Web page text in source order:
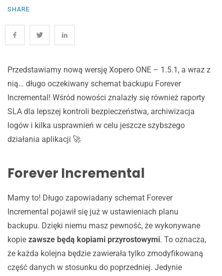
SHARE
Przedstawiamy nową wersję Xopero ONE – 1.5.1, a wraz z
nią… długo oczekiwany schemat backupu Forever
Incremental! Wśród nowości znalazły się również raporty
SLA dla lepszej kontroli bezpieczeństwa, archiwizacja
logów i kilka usprawnień w celu jeszcze szybszego
działania aplikacji 🚀
Forever Incremental
Mamy to! Długo zapowiadany schemat Forever
Incremental pojawił się już w ustawieniach planu
backupu. Dzięki niemu masz pewność, że wykonywane
kopie zawsze będą kopiami przyrostowymi. To oznacza,
że każda kolejna będzie zawierała tylko zmodyfikowaną
część danych w stosunku do poprzedniej. Jedynie